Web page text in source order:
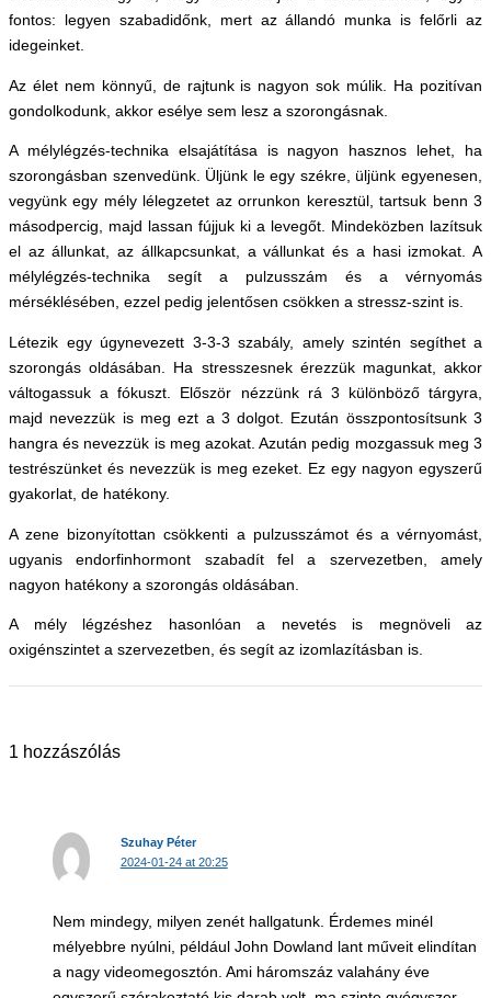
fontos: legyen szabadidőnk, mert az állandó munka is felőrli az
idegeinket.
Az élet nem könnyű, de rajtunk is nagyon sok múlik. Ha pozitívan
gondolkodunk, akkor esélye sem lesz a szorongásnak.
A mélylégzés-technika elsajátítása is nagyon hasznos lehet, ha
szorongásban szenvedünk. Üljünk le egy székre, üljünk egyenesen,
vegyünk egy mély lélegzetet az orrunkon keresztül, tartsuk benn 3
másodpercig, majd lassan fújjuk ki a levegőt. Mindeközben lazítsuk
el az állunkat, az állkapcsunkat, a vállunkat és a hasi izmokat. A
mélylégzés-technika segít a pulzusszám és a vérnyomás
mérséklésében, ezzel pedig jelentősen csökken a stressz-szint is.
Létezik egy úgynevezett 3-3-3 szabály, amely szintén segíthet a
szorongás oldásában. Ha stresszesnek érezzük magunkat, akkor
váltogassuk a fókuszt. Először nézzünk rá 3 különböző tárgyra,
majd nevezzük is meg ezt a 3 dolgot. Ezután összpontosítsunk 3
hangra és nevezzük is meg azokat. Azután pedig mozgassuk meg 3
testrészünket és nevezzük is meg ezeket. Ez egy nagyon egyszerű
gyakorlat, de hatékony.
A zene bizonyítottan csökkenti a pulzusszámot és a vérnyomást,
ugyanis endorfinhormont szabadít fel a szervezetben, amely
nagyon hatékony a szorongás oldásában.
A mély légzéshez hasonlóan a nevetés is megnöveli az
oxigénszintet a szervezetben, és segít az izomlazításban is.
1 hozzászólás
Szuhay Péter
2024-01-24 at 20:25
Nem mindegy, milyen zenét hallgatunk. Érdemes minél
mélyebbre nyúlni, például John Dowland lant műveit elindítan
a nagy videomegosztón. Ami háromszáz valahány éve